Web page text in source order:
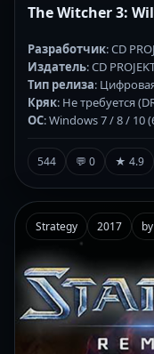
The Witcher 3:
Разработчик: CD
Издатель: CD
Тип релиза:
Кряк: Не требуется
ОС: Windows 7 / 8 / 10
544 💬 0 ★ 4.9
Strategy 2017